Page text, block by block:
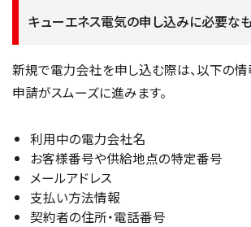
キューエネス電気の申し込みに必要な
新規で電力会社を申し込む際は、以下の情
申請がスムーズに進みます。
利用中の電力会社名
お客様番号や供給地点の特定番号
メールアドレス
支払い方法情報
契約者の住所・電話番号